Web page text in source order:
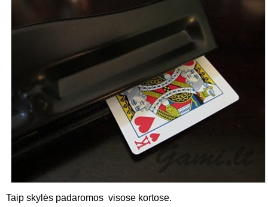
Taip skylės padaromos visose kortose.